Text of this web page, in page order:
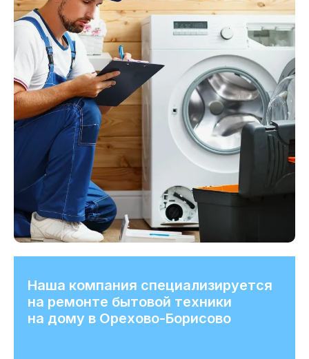
Наша компания специализируется
на ремонте бытовой техники
на дому в Орехово-Борисово